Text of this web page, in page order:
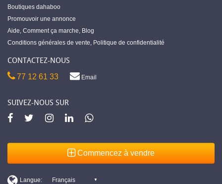
Boutiques dahaboo
Promouvoir une annonce
Aide, Comment ça marche, Blog
Conditions générales de vente, Politique de confidentialité
CONTACTEZ-NOUS
77 12 61 33 Email
SUIVEZ-NOUS SUR
Commencez à vendre